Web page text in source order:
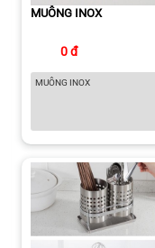
MUỖNG INOX
0 đ
MUỖNG INOX